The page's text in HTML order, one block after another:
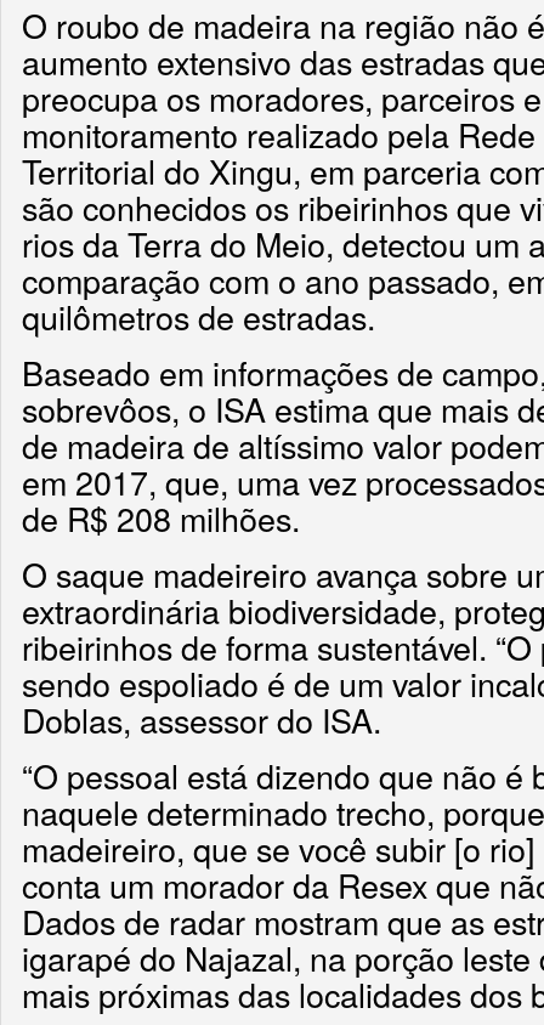
O roubo de madeira na região não
aumento extensivo das estradas
preocupa os moradores, parceiros
monitoramento realizado pela
Territorial do Xingu, em parceria
são conhecidos os ribeirinhos que
rios da Terra do Meio, detectou um
comparação com o ano passado,
quilômetros de estradas.
Baseado em informações de
sobrevôos, o ISA estima que mais
de madeira de altíssimo valor
em 2017, que, uma vez
de R$ 208 milhões.
O saque madeireiro avança sobre
extraordinária biodiversidade,
ribeirinhos de forma sustentável.
sendo espoliado é de um valor
Doblas, assessor do ISA.
“O pessoal está dizendo que não é
naquele determinado trecho,
madeireiro, que se você subir [o
conta um morador da Resex que
Dados de radar mostram que as
igarapé do Najazal, na porção
mais próximas das localidades dos